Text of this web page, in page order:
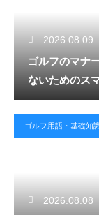
2026.08.09
ゴルフのマナ
ないためのス
ゴルフ用語・基礎知
2026.08.08